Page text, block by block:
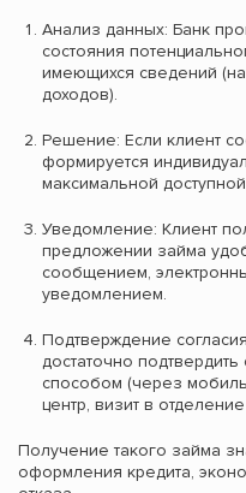
Анализ данных: Банк
состояния
имеющихся сведений
доходов).
Решение: Если клиент
формируется
максимальной
Уведомление: Клиент
предложении займа
сообщением,
уведомлением.
Подтверждение
достаточно
способом (через
центр, визит в
Получение такого займа
оформления кредита,